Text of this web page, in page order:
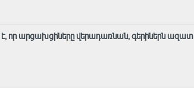
որ արցախցիները վերադառնան, գերիներն ազատ